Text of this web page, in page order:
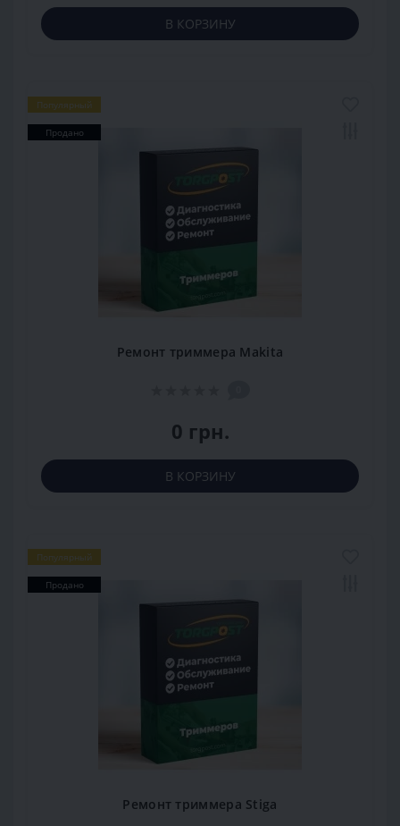
В КОРЗИНУ
Популярный
Продано
Ремонт триммера Makita
0 грн.
В КОРЗИНУ
Популярный
Продано
Ремонт триммера Stiga